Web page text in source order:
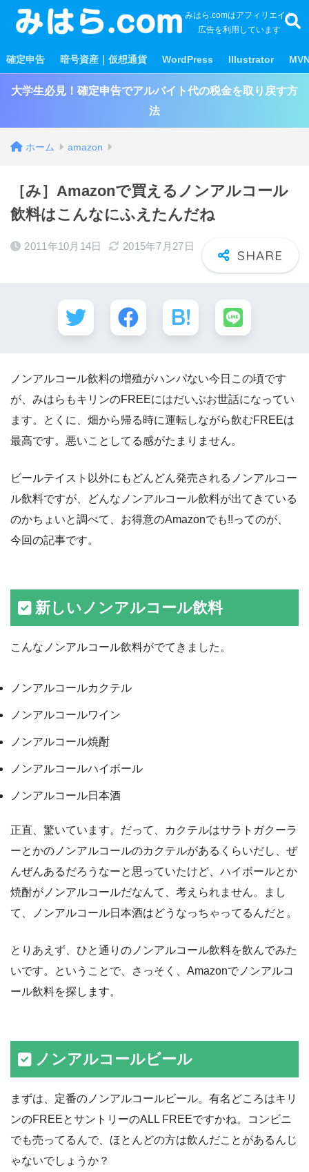
みはら.comはアフィリエイト
広告を利用しています
確定申告 暗号資産｜仮想通貨 WordPress Illustrator
大学生必見！確定申告でアルバイト代の税金を取り戻す方
法
ホーム amazon
［み］Amazonで買えるノンアルコール
飲料はこんなにふえたんだね
2011年10月14日 2015年7月27日
ノンアルコール飲料の増殖がハンパない今日この頃です
が、みはらもキリンのFREEにはだいぶお世話になってい
ます。とくに、畑から帰る時に運転しながら飲むFREEは
最高です。悪いことしてる感がたまりません。
ビールテイスト以外にもどんどん発売されるノンアルコー
ル飲料ですが、どんなノンアルコール飲料が出てきている
のかちょいと調べて、お得意のAmazonでも!!ってのが、
今回の記事です。
新しいノンアルコール飲料
こんなノンアルコール飲料がでてきました。
ノンアルコールカクテル
ノンアルコールワイン
ノンアルコール焼酎
ノンアルコールハイボール
ノンアルコール日本酒
正直、驚いています。だって、カクテルはサラトガクーラ
ーとかのノンアルコールのカクテルがあるくらいだし、ぜ
んぜんあるだろうなーと思っていたけど、ハイボールとか
焼酎がノンアルコールだなんて、考えられません。まし
て、ノンアルコール日本酒はどうなっちゃってるんだと。
とりあえず、ひと通りのノンアルコール飲料を飲んでみた
いです。ということで、さっそく、Amazonでノンアルコ
ール飲料を探します。
ノンアルコールビール
まずは、定番のノンアルコールビール。有名どころはキリ
ンのFREEとサントリーのALL FREEですかね。コンビニ
でも売ってるんで、ほとんどの方は飲んだことがあるんじ
ゃないでしょうか？